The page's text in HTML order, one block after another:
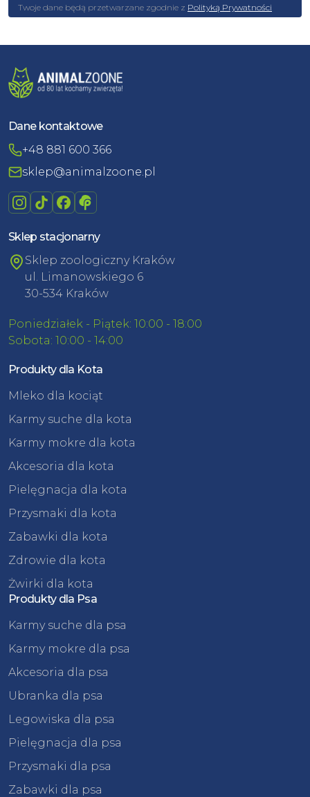
Twoje dane będą przetwarzane zgodnie z Polityką Prywatności
Dane kontaktowe
+48 881 600 366
sklep@animalzoone.pl
Sklep stacjonarny
Sklep zoologiczny Kraków
ul. Limanowskiego 6
30-534 Kraków
Poniedziałek - Piątek: 10:00 - 18:00
Sobota: 10:00 - 14:00
Produkty dla Kota
Mleko dla kociąt
Karmy suche dla kota
Karmy mokre dla kota
Akcesoria dla kota
Pielęgnacja dla kota
Przysmaki dla kota
Zabawki dla kota
Zdrowie dla kota
Żwirki dla kota
Produkty dla Psa
Karmy suche dla psa
Karmy mokre dla psa
Akcesoria dla psa
Ubranka dla psa
Legowiska dla psa
Pielęgnacja dla psa
Przysmaki dla psa
Zabawki dla psa